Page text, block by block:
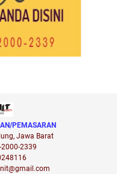
PEMASARAN
Jawa Barat
2339